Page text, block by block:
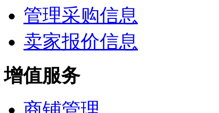
管理采购信息
卖家报价信息
增值服务